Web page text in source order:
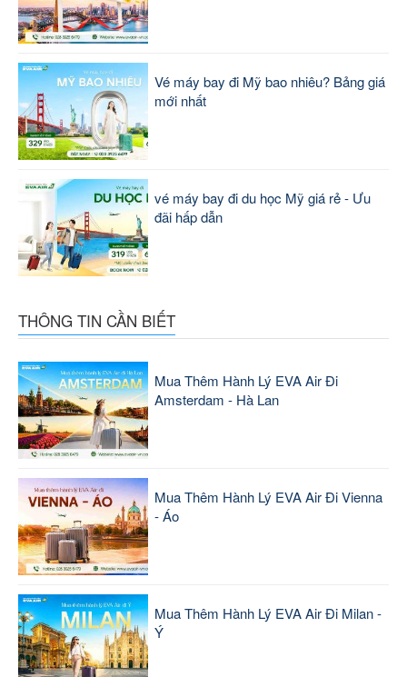
Vé máy bay đi Mỹ bao nhiêu? Bảng giá
mới nhất
vé máy bay đi du học Mỹ giá rẻ - Ưu
đãi hấp dẫn
THÔNG TIN CẦN BIẾT
Mua Thêm Hành Lý EVA Air Đi
Amsterdam - Hà Lan
Mua Thêm Hành Lý EVA Air Đi Vienna
- Áo
Mua Thêm Hành Lý EVA Air Đi Milan -
Ý